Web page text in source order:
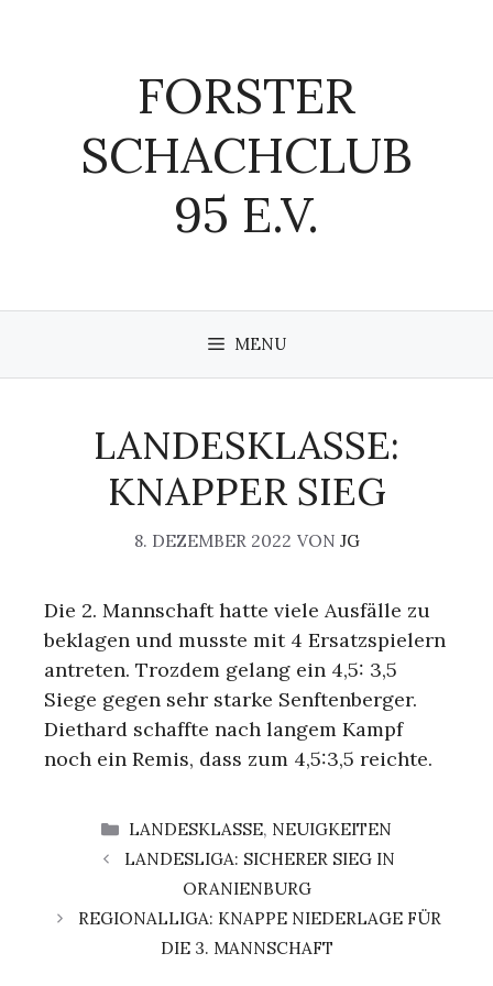
FORSTER
SCHACHCLUB
95 E.V.
MENU
LANDESKLASSE:
KNAPPER SIEG
8. DEZEMBER 2022 VON JG
Die 2. Mannschaft hatte viele Ausfälle zu
beklagen und musste mit 4 Ersatzspielern
antreten. Trozdem gelang ein 4,5: 3,5
Siege gegen sehr starke Senftenberger.
Diethard schaffte nach langem Kampf
noch ein Remis, dass zum 4,5:3,5 reichte.
KATEGORIEN
LANDESKLASSE, NEUIGKEITEN
LANDESLIGA: SICHERER SIEG IN
ORANIENBURG
REGIONALLIGA: KNAPPE NIEDERLAGE FÜR
DIE 3. MANNSCHAFT